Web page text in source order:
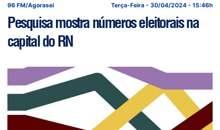
Terça-Feira - 30/04/2024 - 15:46h
96 FM/Agorasei
Pesquisa mostra números eleitorais na
capital do RN